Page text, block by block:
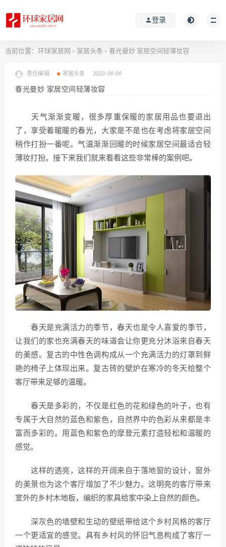
登录
当前位置： 环球家居网 > 家居头条 > 春光曼妙 家居空间轻薄妆容
责任编辑 家居头条 2022-09-09
春光曼妙 家居空间轻薄妆容
天气渐渐变暖，很多厚重保暖的家居用品也要退出
了，享受着暖暖的春光，大家是不是也在考虑将家居空间
稍作打扮一番呢。气温渐渐回暖的时候家居空间最适合轻
薄妆打扮。接下来我们就来看看这些非常棒的案例吧。
春天是充满活力的季节，春天也是令人喜爱的季节，
让我们的家也充满春天的味道会让你更充分沐浴来自春天
的美感。复古的中性色调构成从一个充满活力的灯罩到鲜
艳的椅子上体现出来。复古砖的壁炉在寒冷的冬天给整个
客厅带来足够的温暖。
春天是多彩的，不仅是红色的花和绿色的叶子，也有
专属于大自然的蓝色和紫色，自然界中的色彩从来都是丰
富而多彩的。用蓝色和紫色的摩登元素打造轻松和温暖的
感觉。
这样的透亮，这样的开阔来自于落地窗的设计，窗外
的美景也为这个客厅增加了不少魅力。这明亮的客厅带来
室外的乡村木地板，编织的家具给家中染上自然的颜色。
深灰色的墙壁和生动的壁纸带给这个乡村风格的客厅
一个更适宜的感觉。具有乡村风的怀旧气息构成了客厅一